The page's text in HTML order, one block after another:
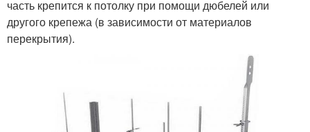
часть крепится к потолку при помощи дюбелей или
другого крепежа (в зависимости от материалов
перекрытия).